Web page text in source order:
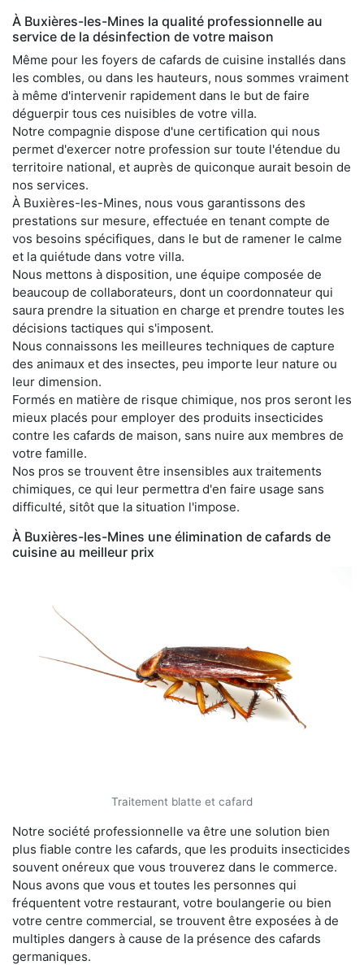
À Buxières-les-Mines la qualité professionnelle au
service de la désinfection de votre maison
Même pour les foyers de cafards de cuisine installés dans
les combles, ou dans les hauteurs, nous sommes vraiment
à même d'intervenir rapidement dans le but de faire
déguerpir tous ces nuisibles de votre villa.
Notre compagnie dispose d'une certification qui nous
permet d'exercer notre profession sur toute l'étendue du
territoire national, et auprès de quiconque aurait besoin de
nos services.
À Buxières-les-Mines, nous vous garantissons des
prestations sur mesure, effectuée en tenant compte de
vos besoins spécifiques, dans le but de ramener le calme
et la quiétude dans votre villa.
Nous mettons à disposition, une équipe composée de
beaucoup de collaborateurs, dont un coordonnateur qui
saura prendre la situation en charge et prendre toutes les
décisions tactiques qui s'imposent.
Nous connaissons les meilleures techniques de capture
des animaux et des insectes, peu importe leur nature ou
leur dimension.
Formés en matière de risque chimique, nos pros seront les
mieux placés pour employer des produits insecticides
contre les cafards de maison, sans nuire aux membres de
votre famille.
Nos pros se trouvent être insensibles aux traitements
chimiques, ce qui leur permettra d'en faire usage sans
difficulté, sitôt que la situation l'impose.
À Buxières-les-Mines une élimination de cafards de
cuisine au meilleur prix
Traitement blatte et cafard
Notre société professionnelle va être une solution bien
plus fiable contre les cafards, que les produits insecticides
souvent onéreux que vous trouverez dans le commerce.
Nous avons que vous et toutes les personnes qui
fréquentent votre restaurant, votre boulangerie ou bien
votre centre commercial, se trouvent être exposées à de
multiples dangers à cause de la présence des cafards
germaniques.